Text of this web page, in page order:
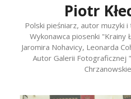
Piotr
Polski pieśniarz, autor muzyki
Wykonawca piosenki "Krainy
Jaromira Nohavicy, Leonarda
Autor Galerii Fotograficznej